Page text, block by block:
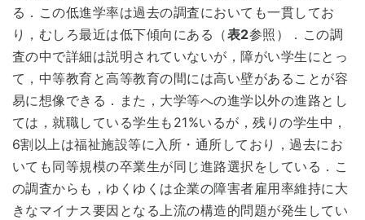
る．この低進学率は過去の調査においても一貫してお
り，むしろ最近は低下傾向にある（表2参照）．この調
査の中で詳細は説明されていないが，障がい学生にとっ
て，中等教育と高等教育の間には高い壁があることが容
易に想像できる．また，大学等への進学以外の進路とし
ては，就職している学生も21%いるが，残りの学生中，
6割以上は福祉施設等に入所・通所しており，過去にお
いても同等規模の卒業生が同じ進路選択をしている．こ
の調査からも，ゆくゆくは企業の障害者雇用率維持に大
きなマイナス要因となる上流の構造的問題が発生してい